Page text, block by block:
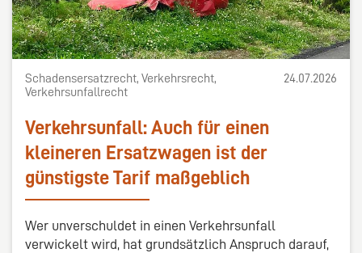
Schadensersatzrecht, Verkehrsrecht,
Verkehrsunfallrecht
24.07.2026
Verkehrsunfall: Auch für einen
kleineren Ersatzwagen ist der
günstigste Tarif maßgeblich
Wer unverschuldet in einen Verkehrsunfall
verwickelt wird, hat grundsätzlich Anspruch darauf,